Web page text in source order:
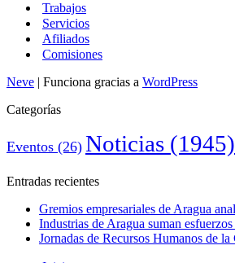
Trabajos
Servicios
Afiliados
Comisiones
Neve | Funciona gracias a WordPress
Categorías
Eventos (26) Noticias (1945)
Entradas recientes
Gremios empresariales de Aragua
Industrias de Aragua suman
Jornadas de Recursos Humanos de